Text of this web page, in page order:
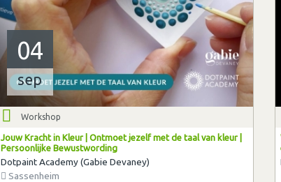
04
sep
Workshop
Jouw Kracht in Kleur | Ontmoet jezelf met de taal van kleur |
Persoonlijke Bewustwording
Dotpaint Academy (Gabie Devaney)
Sassenheim